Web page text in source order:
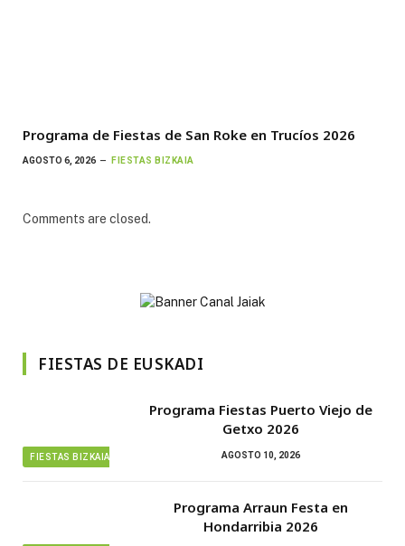
Programa de Fiestas de San Roke en Trucíos 2026
AGOSTO 6, 2026 FIESTAS BIZKAIA
Comments are closed.
FIESTAS DE EUSKADI
FIESTAS BIZKAIA
Programa Fiestas Puerto Viejo de
Getxo 2026
AGOSTO 10, 2026
Programa Arraun Festa en
Hondarribia 2026